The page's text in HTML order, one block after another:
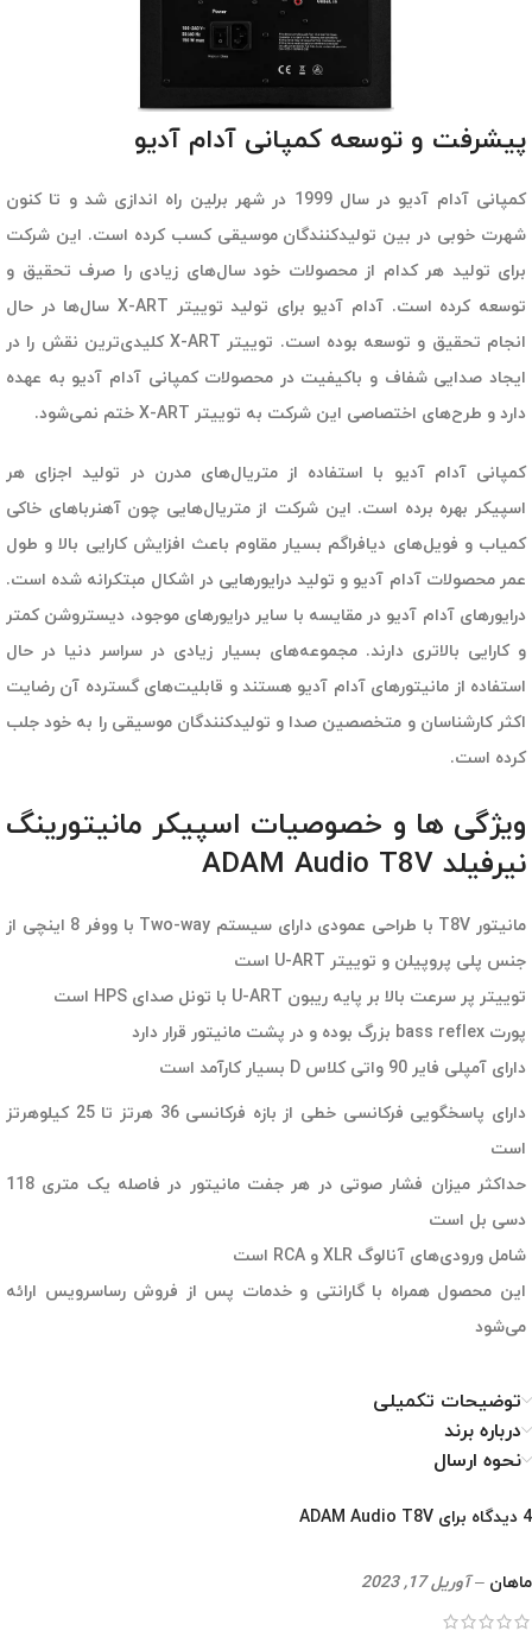
پیشرفت و توسعه کمپانی آدام آدیو
کمپانی آدام آدیو در سال 1999 در شهر برلین راه اندازی شد و تا کنون
شهرت خوبی در بین تولیدکنندگان موسیقی کسب کرده است. این شرکت
برای تولید هر کدام از محصولات خود سال‌های زیادی را صرف تحقیق و
توسعه کرده است. آدام آدیو برای تولید توییتر X-ART سال‌ها در حال
انجام تحقیق و توسعه بوده است. توییتر X-ART کلیدی‌ترین نقش را در
ایجاد صدایی شفاف و باکیفیت در محصولات کمپانی آدام آدیو به عهده
دارد و طرح‌های اختصاصی این شرکت به توییتر X-ART ختم نمی‌شود.
کمپانی آدام آدیو با استفاده از متریال‌های مدرن در تولید اجزای هر
اسپیکر بهره برده است. این شرکت از متریال‌هایی چون آهنرباهای خاکی
کمیاب و فویل‌های دیافراگم بسیار مقاوم باعث افزایش کارایی بالا و طول
عمر محصولات آدام آدیو و تولید درایورهایی در اشکال مبتکرانه شده است.
درایورهای آدام آدیو در مقایسه با سایر درایورهای موجود، دیستروشن کمتر
و کارایی بالاتری دارند. مجموعه‌های بسیار زیادی در سراسر دنیا در حال
استفاده از مانیتورهای آدام آدیو هستند و قابلیت‌های گسترده آن رضایت
اکثر کارشناسان و متخصصین صدا و تولیدکنندگان موسیقی را به خود جلب
کرده است.
ویژگی ها و خصوصیات اسپیکر مانیتورینگ
نیرفیلد ADAM Audio T8V
مانیتور T8V با طراحی عمودی دارای سیستم Two-way با ووفر 8 اینچی از
جنس پلی پروپیلن و توییتر U-ART است
توییتر پر سرعت بالا بر پایه ریبون U-ART با تونل صدای HPS است
پورت bass reflex بزرگ بوده و در پشت مانیتور قرار دارد
دارای آمپلی فایر 90 واتی کلاس D بسیار کارآمد است
دارای پاسخگویی فرکانسی خطی از بازه فرکانسی 36 هرتز تا 25 کیلوهرتز
است
حداکثر میزان فشار صوتی در هر جفت مانیتور در فاصله یک متری 118
دسی بل است
شامل ورودی‌های آنالوگ XLR و RCA است
این محصول همراه با گارانتی و خدمات پس از فروش رساسرویس ارائه
می‌شود
توضیحات تکمیلی
درباره برند
نحوه ارسال
4 دیدگاه برای ADAM Audio T8V
ماهان – آوریل 17, 2023